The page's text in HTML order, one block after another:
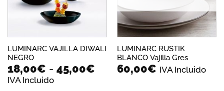
LUMINARC VAJILLA DIWALI
NEGRO
18,00€ - 45,00€Rango
IVA Incluido
LUMINARC RUSTIK
BLANCO Vajilla Gres
60,00€ IVA Incluido